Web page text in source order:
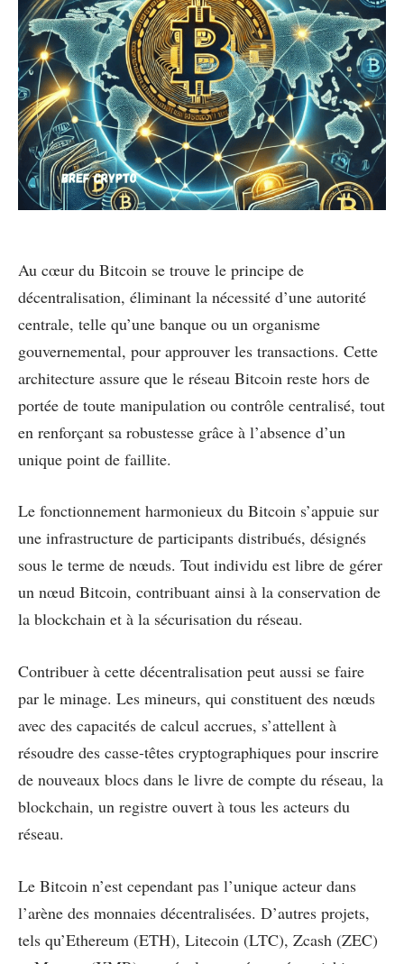
Au cœur du Bitcoin se trouve le principe de
décentralisation, éliminant la nécessité d’une autorité
centrale, telle qu’une banque ou un organisme
gouvernemental, pour approuver les transactions. Cette
architecture assure que le réseau Bitcoin reste hors de
portée de toute manipulation ou contrôle centralisé, tout
en renforçant sa robustesse grâce à l’absence d’un
unique point de faillite.
Le fonctionnement harmonieux du Bitcoin s’appuie sur
une infrastructure de participants distribués, désignés
sous le terme de nœuds. Tout individu est libre de gérer
un nœud Bitcoin, contribuant ainsi à la conservation de
la blockchain et à la sécurisation du réseau.
Contribuer à cette décentralisation peut aussi se faire
par le minage. Les mineurs, qui constituent des nœuds
avec des capacités de calcul accrues, s’attellent à
résoudre des casse-têtes cryptographiques pour inscrire
de nouveaux blocs dans le livre de compte du réseau, la
blockchain, un registre ouvert à tous les acteurs du
réseau.
Le Bitcoin n’est cependant pas l’unique acteur dans
l’arène des monnaies décentralisées. D’autres projets,
tels qu’Ethereum (ETH), Litecoin (LTC), Zcash (ZEC)